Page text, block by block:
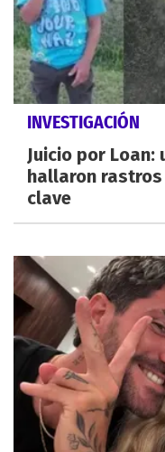
INVESTIGACIÓN
Juicio por
hallaron rastros
clave